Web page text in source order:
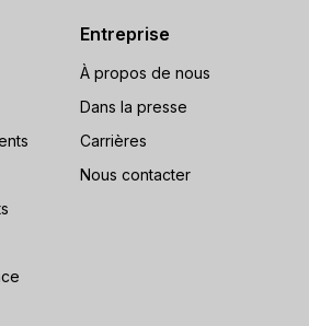
Entreprise
À propos de nous
Dans la presse
Carrières
Nous contacter